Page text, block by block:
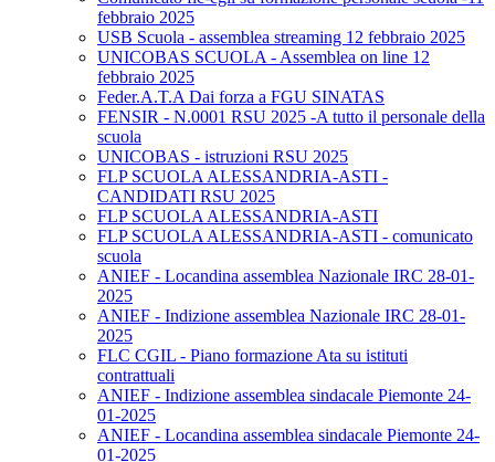
febbraio 2025
USB Scuola - assemblea streaming 12 febbraio 2025
UNICOBAS SCUOLA - Assemblea on line 12
febbraio 2025
Feder.A.T.A Dai forza a FGU SINATAS
FENSIR - N.0001 RSU 2025 -A tutto il personale della
scuola
UNICOBAS - istruzioni RSU 2025
FLP SCUOLA ALESSANDRIA-ASTI -
CANDIDATI RSU 2025
FLP SCUOLA ALESSANDRIA-ASTI
FLP SCUOLA ALESSANDRIA-ASTI - comunicato
scuola
ANIEF - Locandina assemblea Nazionale IRC 28-01-
2025
ANIEF - Indizione assemblea Nazionale IRC 28-01-
2025
FLC CGIL - Piano formazione Ata su istituti
contrattuali
ANIEF - Indizione assemblea sindacale Piemonte 24-
01-2025
ANIEF - Locandina assemblea sindacale Piemonte 24-
01-2025